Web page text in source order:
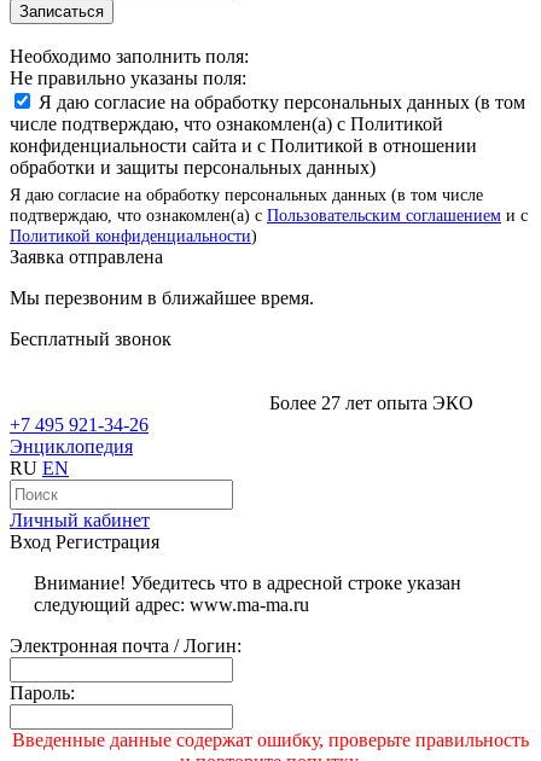
Записаться
Необходимо заполнить поля:
Не правильно указаны поля:
Я даю согласие на обработку персональных данных (в том
числе подтверждаю, что ознакомлен(а) с Политикой
конфиденциальности сайта и с Политикой в отношении
обработки и защиты персональных данных)
Я даю согласие на обработку персональных данных (в том числе
подтверждаю, что ознакомлен(а) с Пользовательским соглашением и с
Политикой конфиденциальности)
Заявка отправлена
Мы перезвоним в ближайшее время.
Бесплатный звонок
Более 27 лет опыта ЭКО
+7 495 921-34-26
Энциклопедия
RU EN
Личный кабинет
Вход Регистрация
Внимание! Убедитесь что в адресной строке указан
следующий адрес: www.ma-ma.ru
Электронная почта / Логин:
Пароль:
Введенные данные содержат ошибку, проверьте правильность